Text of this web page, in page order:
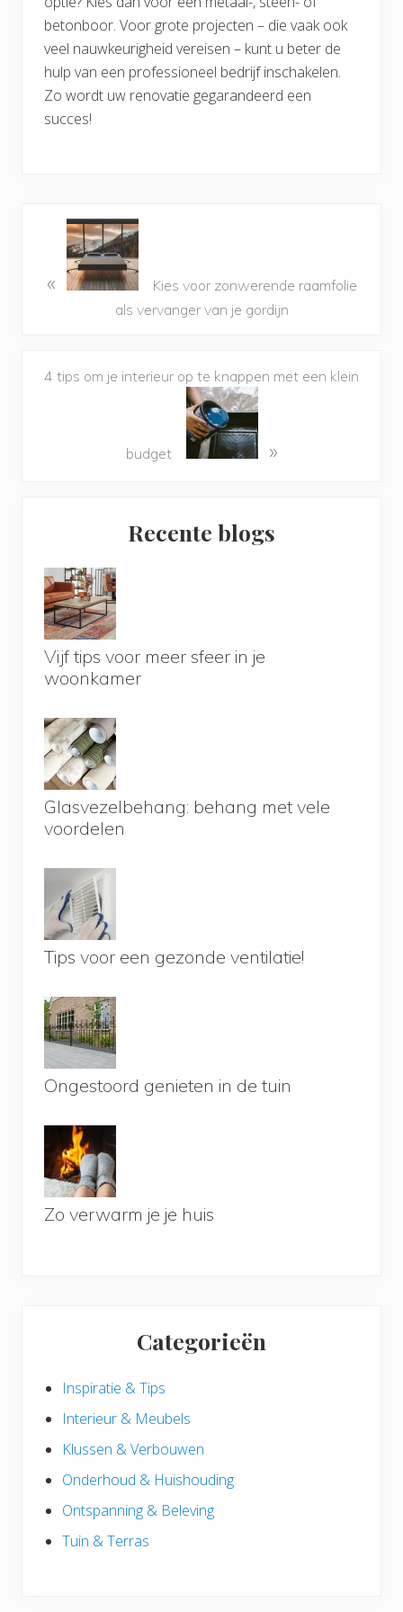
betonboor. Voor grote projecten – die vaak ook
veel nauwkeurigheid vereisen – kunt u beter de
hulp van een professioneel bedrijf inschakelen.
Zo wordt uw renovatie gegarandeerd een
succes!
«
Kies voor zonwerende raamfolie
als vervanger van je gordijn
4 tips om je interieur op te knappen met een klein
budget »
Recente blogs
Vijf tips voor meer sfeer in je
woonkamer
Glasvezelbehang: behang met vele
voordelen
Tips voor een gezonde ventilatie!
Ongestoord genieten in de tuin
Zo verwarm je je huis
Categorieën
Inspiratie & Tips
Interieur & Meubels
Klussen & Verbouwen
Onderhoud & Huishouding
Ontspanning & Beleving
Tuin & Terras